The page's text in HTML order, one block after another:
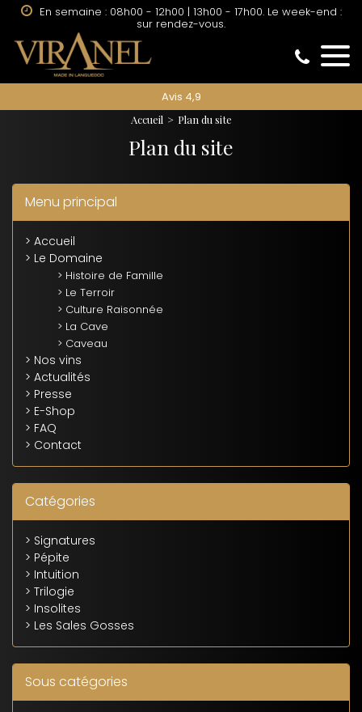
sur rendez-vous.
Avis 4,9
Accueil Plan du site
Plan du site
Menu principal
> Accueil
> Le Domaine
> Histoire de Famille
> Le Terroir
> Culture Raisonnée
> La Cave
> Caveau
> Nos vins
> Actualités
> Presse
> E-Shop
> FAQ
> Contact
Catégories
> Signatures
> Pépite
> Intuition
> Trilogie
> Insolites
> Les Sales Gosses
Sous catégories